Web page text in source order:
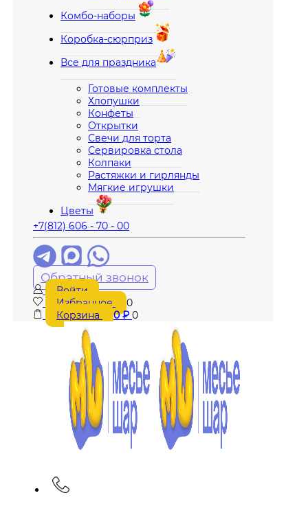
Комбо-наборы
Коробка-сюрприз
Все для праздника
Готовые комплекты
Хлопушки
Конфеты
Открытки
Свечи для торта
Сервировка стола
Колпаки
Растяжки и гирлянды
Мягкие игрушки
Цветы
+7(812) 606 - 70 - 00
Обратный звонок
Войти
Избранное
0
Корзина
0₽ 0